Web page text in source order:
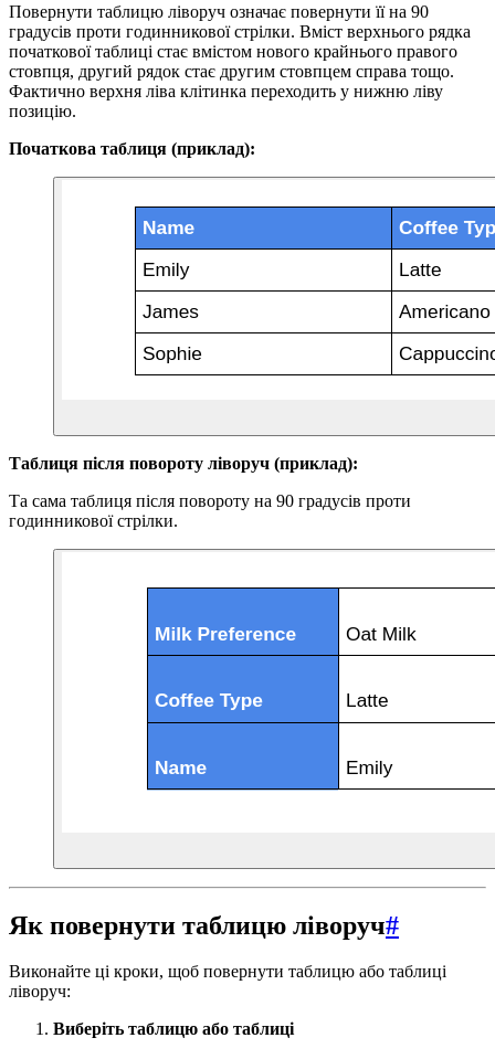
Повернути таблицю ліворуч означає повернути її на 90
градусів проти годинникової стрілки. Вміст верхнього рядка
початкової таблиці стає вмістом нового крайнього правого
стовпця, другий рядок стає другим стовпцем справа тощо.
Фактично верхня ліва клітинка переходить у нижню ліву
позицію.
Початкова таблиця (приклад):
Таблиця після повороту ліворуч (приклад):
Та сама таблиця після повороту на 90 градусів проти
годинникової стрілки.
Як повернути таблицю ліворуч#
Виконайте ці кроки, щоб повернути таблицю або таблиці
ліворуч:
Виберіть таблицю або таблиці